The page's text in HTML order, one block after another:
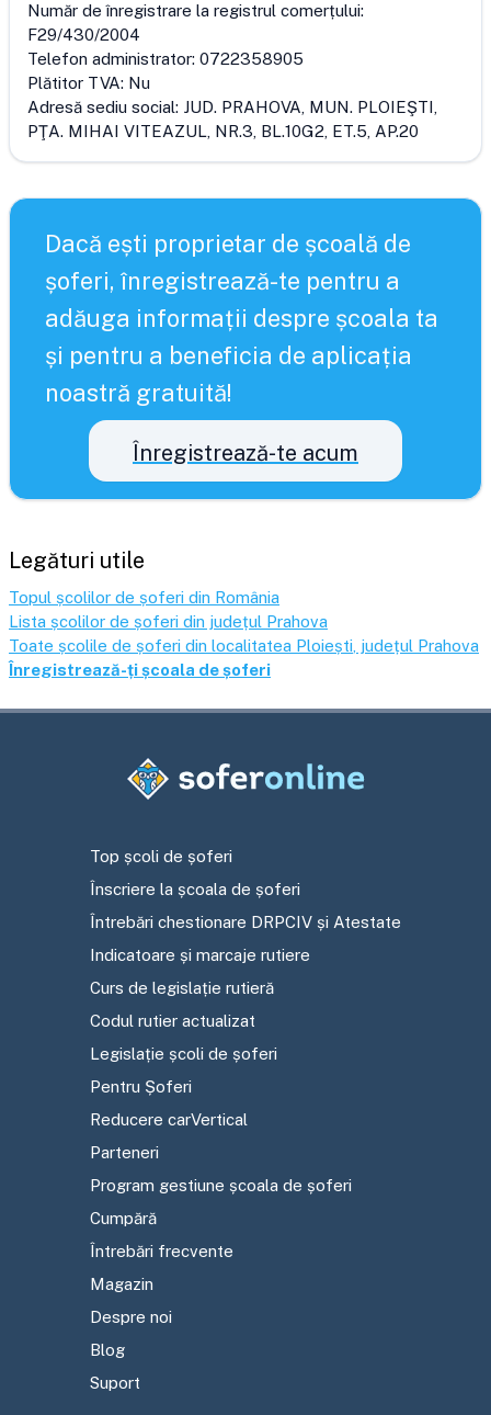
Număr de înregistrare la registrul comerțului:
F29/430/2004
Telefon administrator: 0722358905
Plătitor TVA: Nu
Adresă sediu social: JUD. PRAHOVA, MUN. PLOIEŞTI,
PŢA. MIHAI VITEAZUL, NR.3, BL.10G2, ET.5, AP.20
Dacă ești proprietar de școală de
șoferi, înregistrează-te pentru a
adăuga informații despre școala ta
și pentru a beneficia de aplicația
noastră gratuită!
Înregistrează-te acum
Legături utile
Topul școlilor de șoferi din România
Lista școlilor de șoferi din județul Prahova
Toate școlile de șoferi din localitatea Ploiești , județul Prahova
Înregistrează-ți școala de șoferi
Top școli de șoferi
Înscriere la școala de șoferi
Întrebări chestionare DRPCIV și Atestate
Indicatoare și marcaje rutiere
Curs de legislație rutieră
Codul rutier actualizat
Legislație școli de șoferi
Pentru Șoferi
Reducere carVertical
Parteneri
Program gestiune școala de șoferi
Cumpără
Întrebări frecvente
Magazin
Despre noi
Blog
Suport